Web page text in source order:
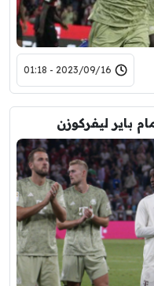
2023/09/16 - 01:18
باير ليفركوزن